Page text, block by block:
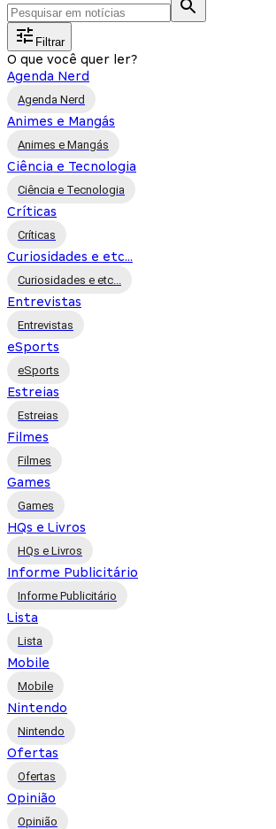
Filtrar
O que você quer ler?
Agenda Nerd
Agenda Nerd
Animes e Mangás
Animes e Mangás
Ciência e Tecnologia
Ciência e Tecnologia
Críticas
Críticas
Curiosidades e etc...
Curiosidades e etc...
Entrevistas
Entrevistas
eSports
eSports
Estreias
Estreias
Filmes
Filmes
Games
Games
HQs e Livros
HQs e Livros
Informe Publicitário
Informe Publicitário
Lista
Lista
Mobile
Mobile
Nintendo
Nintendo
Ofertas
Ofertas
Opinião
Opinião